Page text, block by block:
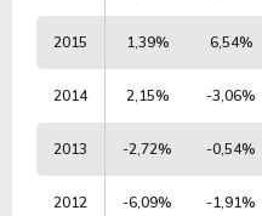
2015 1,39% 6,54%
2014 2,15% -3,06%
2013 -2,72% -0,54%
2012 -6,09% -1,91%